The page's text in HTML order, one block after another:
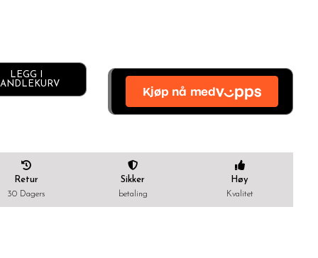
LEGG I
Alternative:
Retur
30 Dagers
Sikker
betaling
Høy
Kvalitet